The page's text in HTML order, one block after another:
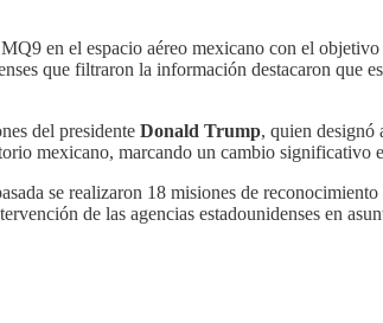
en el espacio aéreo mexicano con el
que filtraron la información destacaron que
del presidente Donald Trump, quien designó
mexicano, marcando un cambio
se realizaron 18 misiones de
de las agencias estadounidenses en